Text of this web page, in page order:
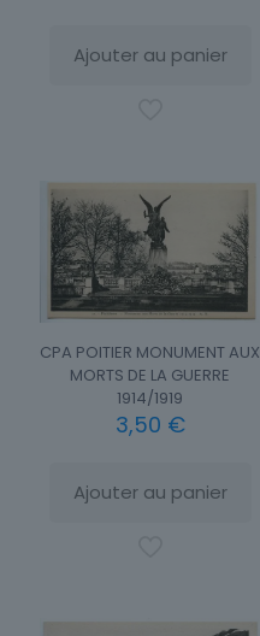
Ajouter au panier
CPA POITIER MONUMENT AUX
MORTS DE LA GUERRE
1914/1919
3,50 €
Ajouter au panier